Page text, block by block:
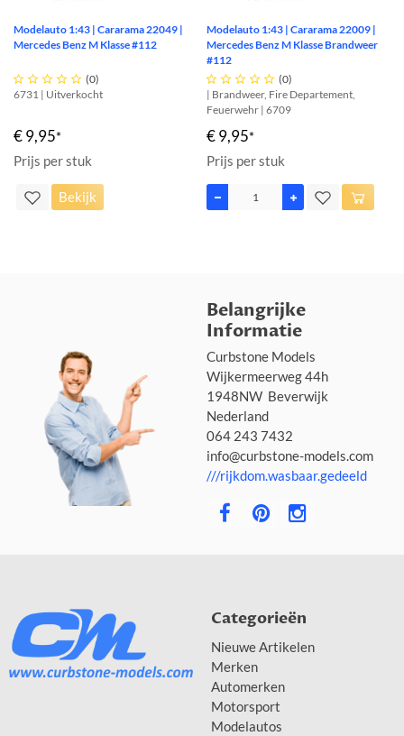
Modelauto 1:43 | Cararama 22049 |
Mercedes Benz M Klasse #112
     (0)
6731 | Uitverkocht
€ 9,95*
Prijs per stuk
Bekijk
Modelauto 1:43 | Cararama 22009 |
Mercedes Benz M Klasse Brandweer
#112
     (0)
| Brandweer, Fire Departement,
Feuerwehr | 6709
€ 9,95*
Prijs per stuk
Belangrijke
Informatie
Curbstone Models
Wijkermeerweg 44h
1948NW Beverwijk
Nederland
064 243 7432
info@curbstone-models.com
///rijkdom.wasbaar.gedeeld
Categorieën
Nieuwe Artikelen
Merken
Automerken
Motorsport
Modelautos